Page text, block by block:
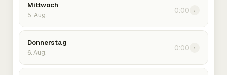
Mittwoch
5. Aug.
0:00 ›
Donnerstag
6. Aug.
0:00 ›